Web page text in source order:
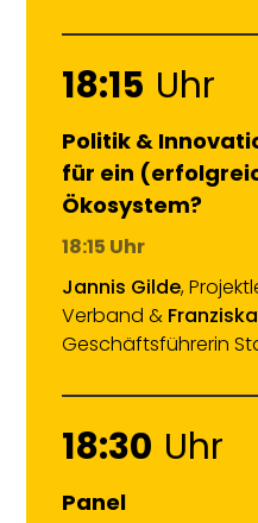
18:15 Uhr
Politik &
für ein
Ökosystem?
18:15 Uhr
Jannis Gilde,
Verband &
Geschäftsführerin
18:30 Uhr
Panel